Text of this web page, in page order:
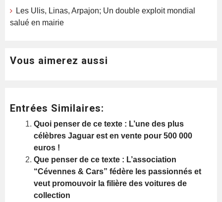
Les Ulis, Linas, Arpajon; Un double exploit mondial
salué en mairie
Vous aimerez aussi
Entrées Similaires:
Quoi penser de ce texte : L’une des plus
célèbres Jaguar est en vente pour 500 000
euros !
Que penser de ce texte : L’association
“Cévennes & Cars” fédère les passionnés et
veut promouvoir la filière des voitures de
collection